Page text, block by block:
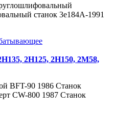
станок 3е184А-1991
2Н125, 2Н150, 2М58,
BFT-90 1986 Станок
CW-800 1987 Станок